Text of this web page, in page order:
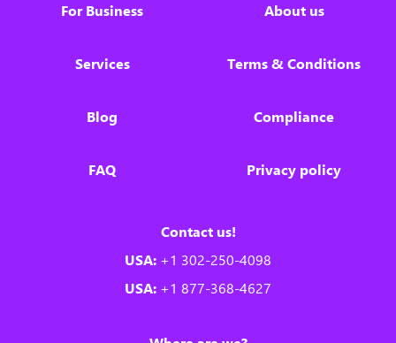
For Business
Services
Blog
FAQ
About us
Terms & Conditions
Compliance
Privacy policy
Contact us!
USA: +1 302-250-4098
USA: +1 877-368-4627